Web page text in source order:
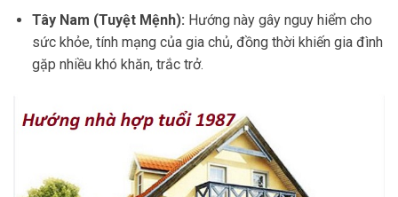
Tây Nam (Tuyệt Mệnh): Hướng này gây nguy hiểm cho
sức khỏe, tính mạng của gia chủ, đồng thời khiến gia đình
gặp nhiều khó khăn, trắc trở.